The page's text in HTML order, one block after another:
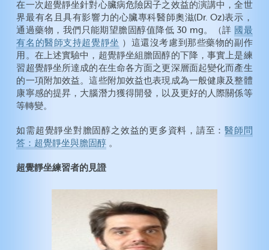
在一次超覺靜坐針對心臟病危險因子之效益的演講中，全世
界最有名且具有影響力的心臟專科醫師奧滋(Dr. Oz)表示，
通過藥物，我們只能期望膽固醇值降低 30 mg。（詳 國最
有名的醫師支持超覺靜坐 ）這還沒考慮到那些藥物的副作
用。在上述實驗中，超覺靜坐組膽固醇的下降，事實上是練
習超覺靜坐所達成的在生命各方面之更深層面起變化而產生
的一項附加效益。這些附加效益也表現成為一般健康及整體
康寧感的提昇，大腦潛力獲得開發，以及更好的人際關係等
等轉變。
如需超覺靜坐對膽固醇之效益的更多資料，請至：醫師問
答：超覺靜坐與膽固醇 。
超覺靜坐練習者的見證